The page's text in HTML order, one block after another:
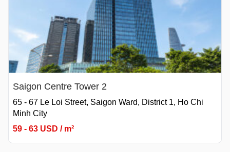
Saigon Centre Tower 2
65 - 67 Le Loi Street, Saigon Ward, District 1, Ho Chi
Minh City
59 - 63 USD / m²